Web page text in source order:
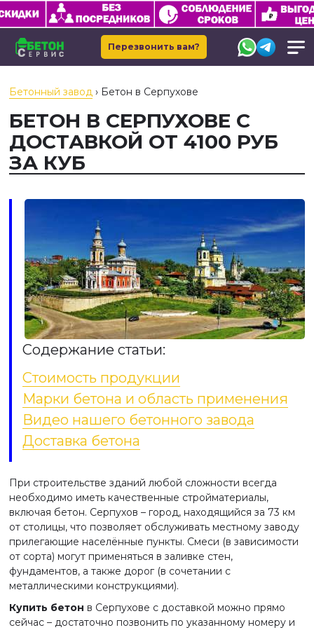
Перезвонить вам?
Бетонный завод › Бетон в Серпухове
БЕТОН В СЕРПУХОВЕ С
ДОСТАВКОЙ ОТ 4100 РУБ
ЗА КУБ
Содержание статьи:
Стоимость продукции
Марки бетона и область применения
Видео нашего бетонного завода
Доставка бетона
При строительстве зданий любой сложности всегда
необходимо иметь качественные стройматериалы,
включая бетон. Серпухов – город, находящийся за 73 км
от столицы, что позволяет обслуживать местному заводу
прилегающие населённые пункты. Смеси (в зависимости
от сорта) могут применяться в заливке стен,
фундаментов, а также дорог (в сочетании с
металлическими конструкциями).
Купить бетон в Серпухове с доставкой можно прямо
сейчас – достаточно позвонить по указанному номеру и